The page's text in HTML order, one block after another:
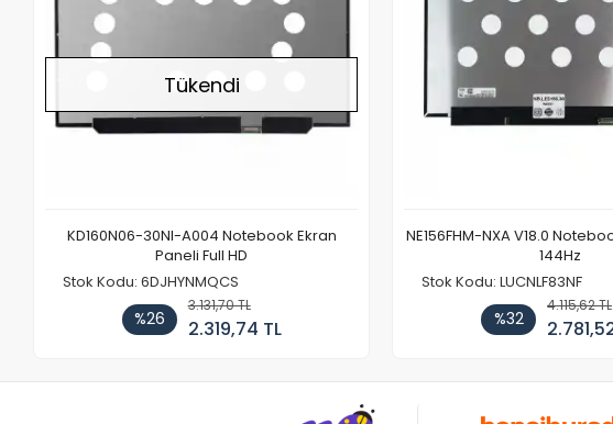
Tükendi
KD160N06-30NI-A004 Notebook Ekran
Paneli Full HD
Stok Kodu: 6DJHYNMQCS
%26
3.131,70 TL
2.319,74 TL
NE156FHM-NXA V18.0
144Hz
Stok Kodu: LUCNLF83NF
%32
4.115,62 TL